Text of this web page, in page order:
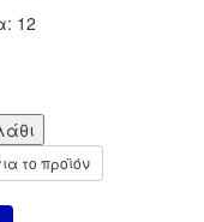
12
το προϊόν